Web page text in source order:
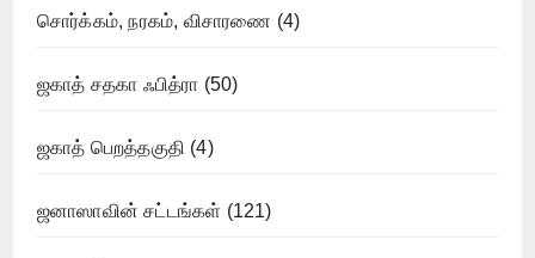
சொர்க்கம், நரகம், விசாரணை (4)
ஜகாத் சதகா ஃபித்ரா (50)
ஜகாத் பெறத்தகுதி (4)
ஜனாஸாவின் சட்டங்கள் (121)